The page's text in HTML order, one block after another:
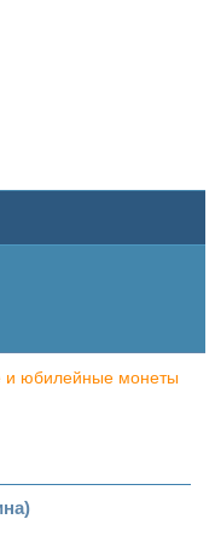
и юбилейные монеты